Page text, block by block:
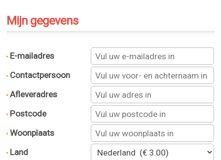
Mijn gegevens
E-mailadres
Contactpersoon
Afleveradres
Postcode
Woonplaats
Land